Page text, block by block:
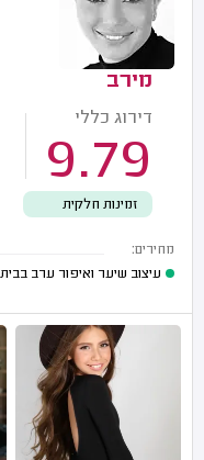
מירב
דירוג כללי
9.79
זמינות חלקית
מחירים:
עיצוב שיער ואיפור ערב